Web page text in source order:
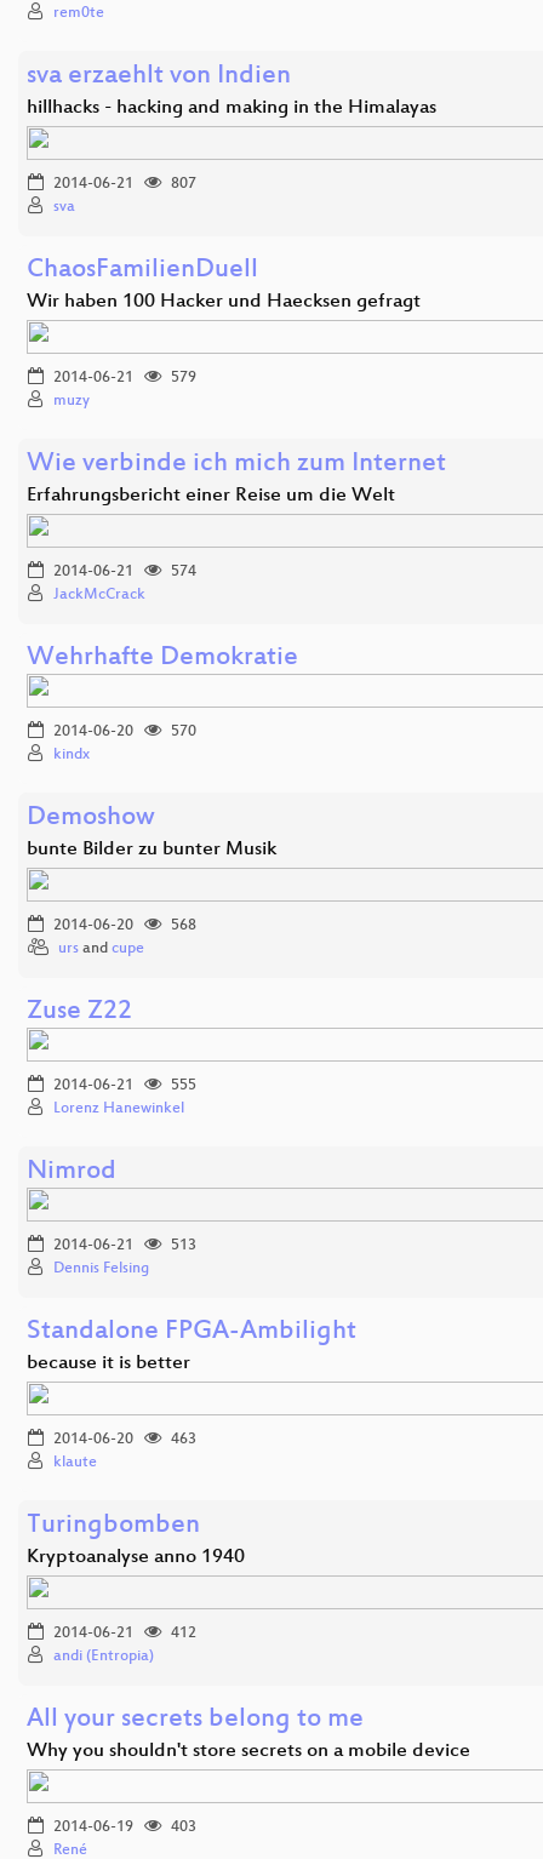
rem0te
sva erzaehlt von Indien
hillhacks - hacking and making in the Himalayas
2014-06-21
807
sva
ChaosFamilienDuell
Wir haben 100 Hacker und Haecksen gefragt
2014-06-21
579
muzy
Wie verbinde ich mich zum Internet
Erfahrungsbericht einer Reise um die Welt
2014-06-21
574
JackMcCrack
Wehrhafte Demokratie
2014-06-20
570
kindx
Demoshow
bunte Bilder zu bunter Musik
2014-06-20
568
urs and cupe
Zuse Z22
2014-06-21
555
Lorenz Hanewinkel
Nimrod
2014-06-21
513
Dennis Felsing
Standalone FPGA-Ambilight
because it is better
2014-06-20
463
klaute
Turingbomben
Kryptoanalyse anno 1940
2014-06-21
412
andi (Entropia)
All your secrets belong to me
Why you shouldn't store secrets on a mobile device
2014-06-19
403
René